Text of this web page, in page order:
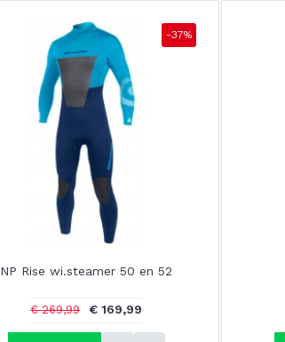
-37%
NP Rise wi.steamer 50 en 52
€ 269,99 € 169,99